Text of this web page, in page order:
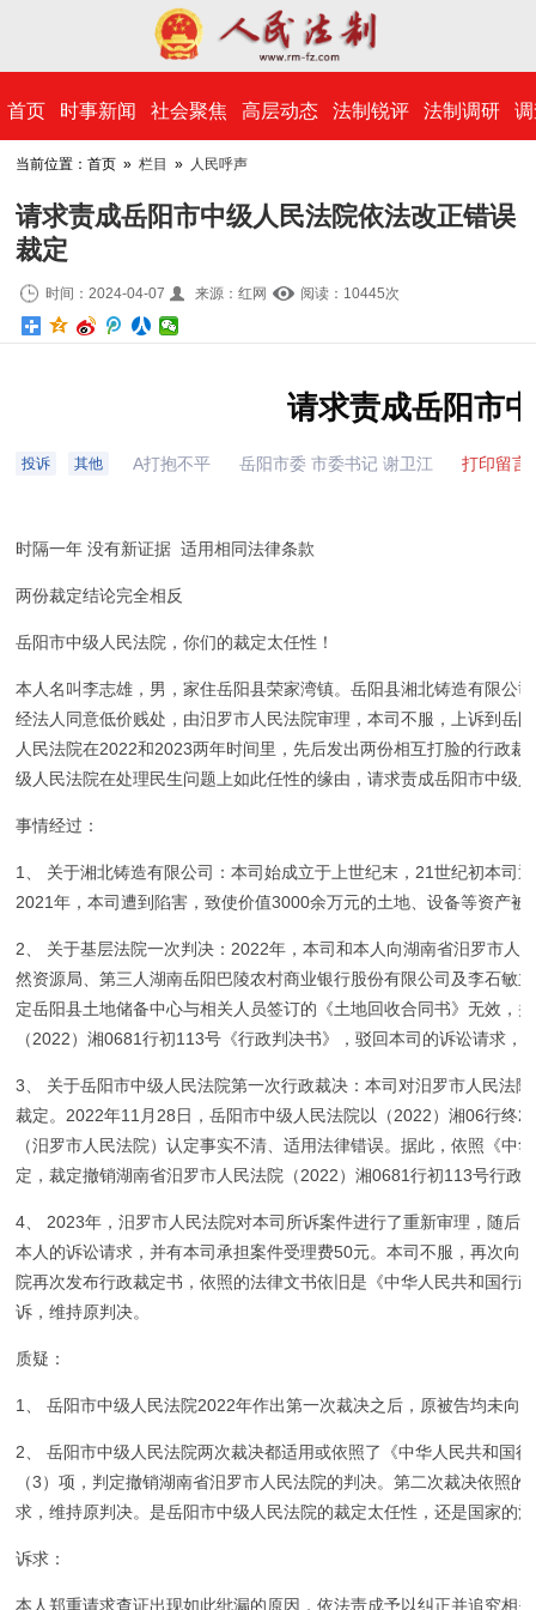
​首页 时事新闻 社会聚焦 高层动态 法制锐评 法制调研
当前位置：首页 »栏目 » 人民呼声
请求责成岳阳市中级人民法院依法改正错误
裁定
时间：2024-04-07 来源：红网 阅读：10445次
请求责成岳阳市
投诉 其他 A打抱不平 岳阳市委 市委书记 谢卫江 打印留言
时隔一年 没有新证据 适用相同法律条款
两份裁定结论完全相反
岳阳市中级人民法院，你们的裁定太任性！
本人名叫李志雄，男，家住岳阳县荣家湾镇。岳阳县湘北铸造有限公
经法人同意低价贱处，由汨罗市人民法院审理，本司不服，上诉到岳
人民法院在2022和2023两年时间里，先后发出两份相互打脸的行政
级人民法院在处理民生问题上如此任性的缘由，请求责成岳阳市中级
事情经过：
1、 关于湘北铸造有限公司：本司始成立于上世纪末，21世纪初本司
2021年，本司遭到陷害，致使价值3000余万元的土地、设备等资产
2、 关于基层法院一次判决：2022年，本司和本人向湖南省汨罗市人
然资源局、第三人湖南岳阳巴陵农村商业银行股份有限公司及李石敏
定岳阳县土地储备中心与相关人员签订的《土地回收合同书》无效，
（2022）湘0681行初113号《行政判决书》，驳回本司的诉讼请求，
3、 关于岳阳市中级人民法院第一次行政裁决：本司对汨罗市人民法
裁定。2022年11月28日，岳阳市中级人民法院以（2022）湘06行终
（汨罗市人民法院）认定事实不清、适用法律错误。据此，依照《
定，裁定撤销湖南省汨罗市人民法院（2022）湘0681行初113号行政
4、 2023年，汨罗市人民法院对本司所诉案件进行了重新审理，随后
本人的诉讼请求，并有本司承担案件受理费50元。本司不服，再次向
院再次发布行政裁定书，依照的法律文书依旧是《中华人民共和国行
诉，维持原判决。
质疑：
1、 岳阳市中级人民法院2022年作出第一次裁决之后，原被告均未向
2、 岳阳市中级人民法院两次裁决都适用或依照了《中华人民共和国
（3）项，判定撤销湖南省汨罗市人民法院的判决。第二次裁决依照
求，维持原判决。是岳阳市中级人民法院的裁定太任性，还是国家的
诉求：
本人郑重请求查证出现如此纰漏的原因，依法责成予以纠正并追究相